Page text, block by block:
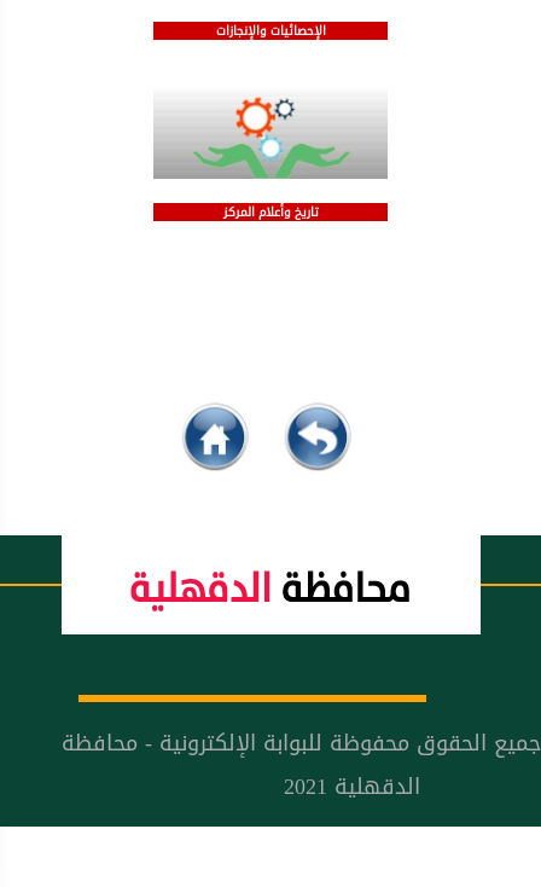
الإحصائيات والإنجازات
تاريخ وأعلام المركز
جميع الحقوق محفوظة للبوابة الإلكترونية - محافظة
الدقهلية 2021